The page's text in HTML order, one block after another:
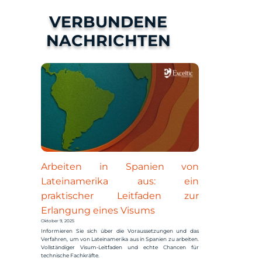
VERBUNDENE
NACHRICHTEN
Arbeiten in Spanien von
Lateinamerika aus: ein
praktischer Leitfaden zur
Erlangung eines Visums
Oktober 9, 2025
Informieren Sie sich über die Voraussetzungen und das
Verfahren, um von Lateinamerika aus in Spanien zu arbeiten.
Vollständiger Visum-Leitfaden und echte Chancen für
technische Fachkräfte.